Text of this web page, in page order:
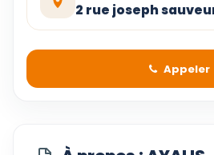
2 rue joseph
Appeler